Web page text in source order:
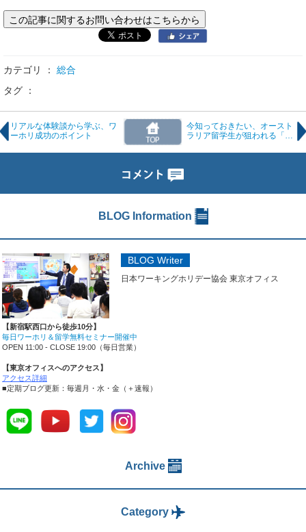
この記事に関するお問い合わせはこちらから
カテゴリ ： 総合
タグ ：
リアルな体験談から学ぶ、ワ
ーホリ成功のポイント
今知っておきたい、オースト
ラリア留学生が狙われる「マ
BLOG Information
BLOG Writer
日本ワーキングホリデー協会 東京オフィス
【新宿駅西口から徒歩10分】
毎日ワーホリ＆留学無料セミナー開催中
OPEN 11:00 - CLOSE 19:00（毎日営業）
【東京オフィスへのアクセス】
アクセス詳細
■定期ブログ更新：毎週月・水・金（＋速報）
Archive
Category